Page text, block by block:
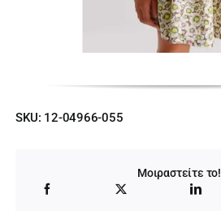
SKU: 12-04966-055
Μοιραστείτε το!